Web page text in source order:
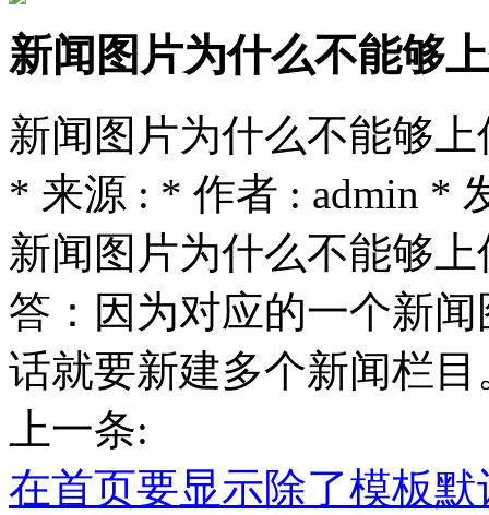
新闻图片为什么不能够
新闻图片为什么不能够上
* 来源 : * 作者 : admin *
新闻图片为什么不能够上
答：因为对应的一个新
话就要新建多个新闻栏目
上一条:
在首页要显示除了模板